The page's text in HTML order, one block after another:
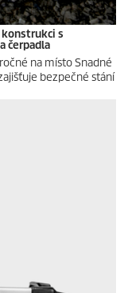
s
čerpadla
na místo Snadné
bezpečné stání